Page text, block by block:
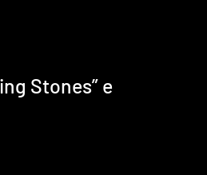
Stones” e